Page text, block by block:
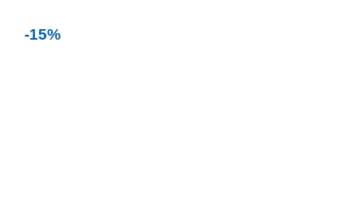
-15%